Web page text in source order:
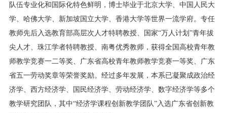
队伍专业化和国际化特色鲜明，博士毕业于北京大学、中国人民大
学、哈佛大学、新加坡国立大学、香港大学等世界一流学府。 专任
教师先后入选教育部高层次人才特聘教授、 国家“万人计划”青年拔
尖人才、珠江学者特聘教授、南粤优秀教师，获得全国高校青年教
师教学竞赛一二等奖、
广东省高校青年教师教学竞赛一等奖 、广东
省五一劳动奖章等荣誉奖励。经过多年发展，本系已凝聚成政治经
济学、西方经济学、国民经济学、劳动经济学、 数字经济学等多个
教学研究团队，其中“经济学课程创新教学团队”入选广东省创新教